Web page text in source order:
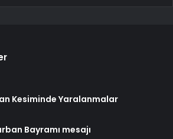
Kesiminde Yaralanmalar
Bayramı mesajı